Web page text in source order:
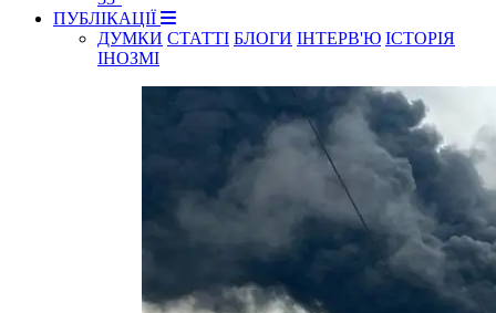
ПУБЛІКАЦІЇ
ДУМКИ СТАТТІ БЛОГИ ІНТЕРВ'Ю ІСТОРІЯ
ІНОЗМІ